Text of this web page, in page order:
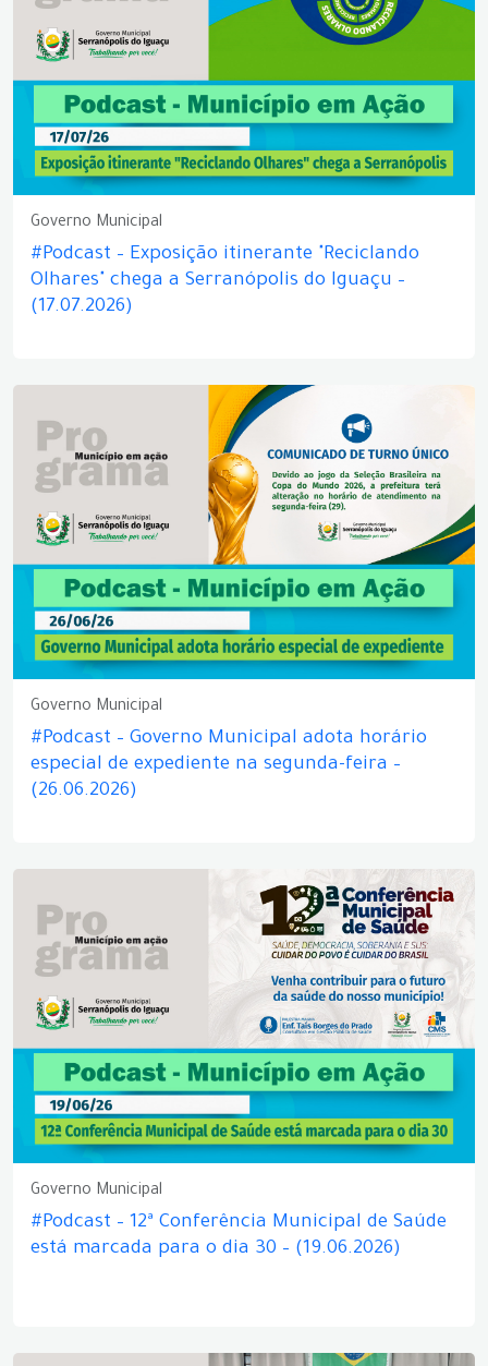
Governo Municipal
#Podcast – Exposição itinerante "Reciclando
Olhares" chega a Serranópolis do Iguaçu –
(17.07.2026)
Governo Municipal
#Podcast – Governo Municipal adota horário
especial de expediente na segunda-feira –
(26.06.2026)
Governo Municipal
#Podcast – 12ª Conferência Municipal de Saúde
está marcada para o dia 30 – (19.06.2026)